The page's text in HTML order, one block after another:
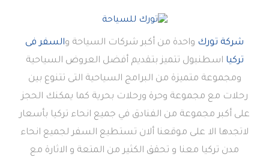
شركة تورك واحدة من أكبر شركات السياحة والسفر فى
تركيا اسطنبول تتميز بتقديم أفضل العروض السياحية
ومجموعة متميزة من البرامج السياحية التى تتنوع بين
رحلات مع مجموعة وحرة ورحلات بحرية كما يمكنك الحجز
على أكبر مجموعة من الفنادق في جميع انحاء تركيا بأسعار
لاتجدها الا على موقعنا ألان تستطيع السفر لجميع انحاء
مدن تركيا معنا و تحقق الكثير من المتعة و الاثارة مع